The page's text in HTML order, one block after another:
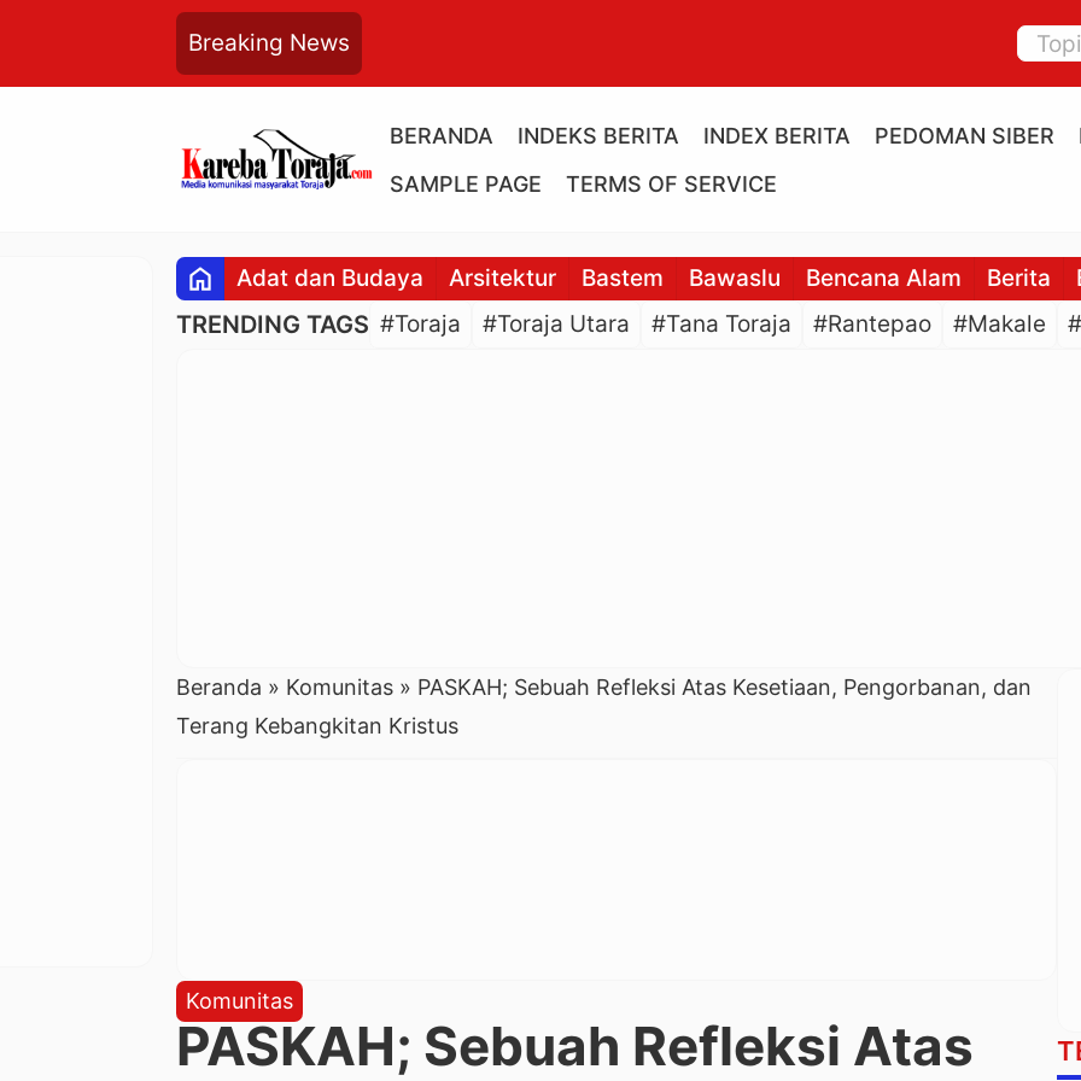
Breaking News
BERANDA INDEKS BERITA INDEX BERITA PEDOMAN SIBER
SAMPLE PAGE
TERMS OF SERVICE
home Adat dan Budaya Arsitektur Bastem Bawaslu Bencana Alam Berita
TRENDING TAGS #Toraja #Toraja Utara #Tana Toraja #Rantepao #Makale
Beranda » Komunitas » PASKAH; Sebuah Refleksi Atas Kesetiaan, Pengorbanan, dan
Terang Kebangkitan Kristus
Komunitas
PASKAH; Sebuah Refleksi Atas